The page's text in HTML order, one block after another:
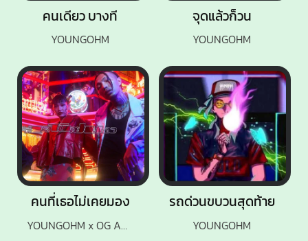
คนเดียว บางที
YOUNGOHM
จุดแล้วก็วน
YOUNGOHM
คนที่เธอไม่เคยมอง
YOUNGOHM x OG ANIC
รถด่วนขบวนสุดท้าย
YOUNGOHM